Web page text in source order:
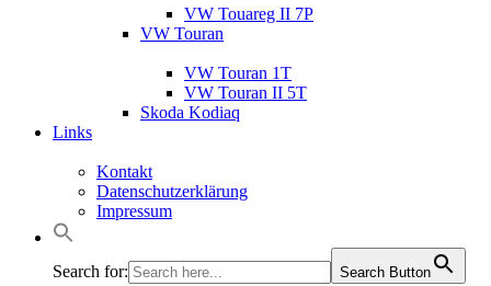
VW Touareg II 7P
VW Touran
VW Touran 1T
VW Touran II 5T
Skoda Kodiaq
Links
Kontakt
Datenschutzerklärung
Impressum
Search for: Search Button